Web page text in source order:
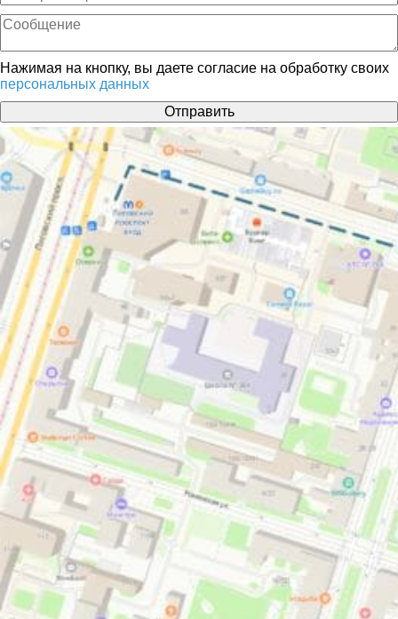
Нажимая на кнопку, вы даете согласие на обработку своих
персональных данных
Отправить